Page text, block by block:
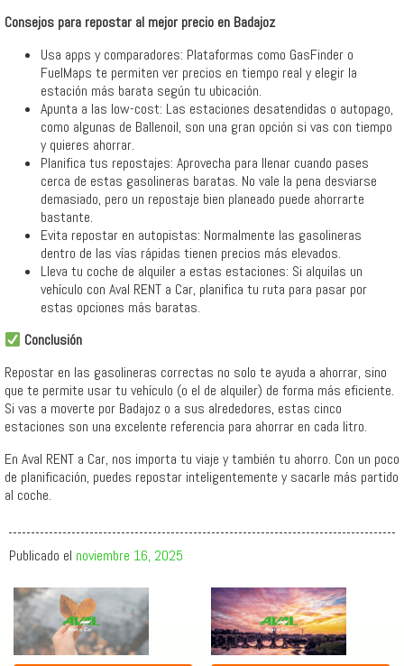
Consejos para repostar al mejor precio en Badajoz
Usa apps y comparadores: Plataformas como GasFinder o
FuelMaps te permiten ver precios en tiempo real y elegir la
estación más barata según tu ubicación.
Apunta a las low-cost: Las estaciones desatendidas o autopago,
como algunas de Ballenoil, son una gran opción si vas con tiempo
y quieres ahorrar.
Planifica tus repostajes: Aprovecha para llenar cuando pases
cerca de estas gasolineras baratas. No vale la pena desviarse
demasiado, pero un repostaje bien planeado puede ahorrarte
bastante.
Evita repostar en autopistas: Normalmente las gasolineras
dentro de las vías rápidas tienen precios más elevados.
Lleva tu coche de alquiler a estas estaciones: Si alquilas un
vehículo con Aval RENT a Car, planifica tu ruta para pasar por
estas opciones más baratas.
Conclusión
Repostar en las gasolineras correctas no solo te ayuda a ahorrar, sino
que te permite usar tu vehículo (o el de alquiler) de forma más eficiente.
Si vas a moverte por Badajoz o a sus alrededores, estas cinco
estaciones son una excelente referencia para ahorrar en cada litro.
En Aval RENT a Car, nos importa tu viaje y también tu ahorro. Con un poco
de planificación, puedes repostar inteligentemente y sacarle más partido
al coche.
Publicado el noviembre 16, 2025
Artículos
relacionados